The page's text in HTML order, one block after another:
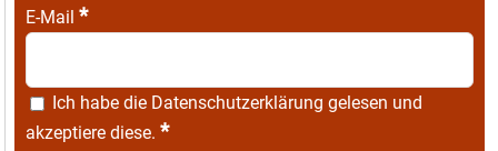
E-Mail *
Ich habe die Datenschutzerklärung gelesen und
akzeptiere diese. *